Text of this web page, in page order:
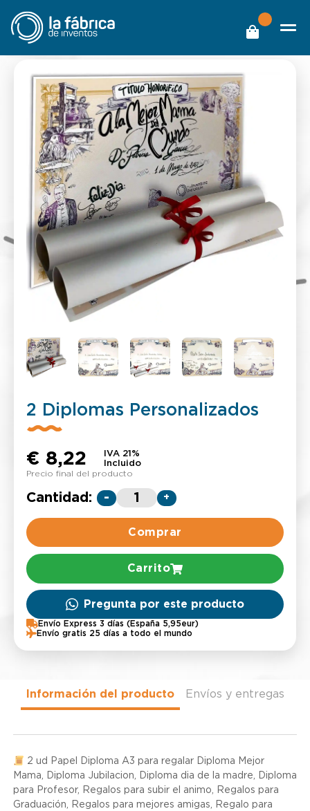
2 Diplomas Personalizados
€ 8,22
IVA 21%
Incluido
Precio final del producto
Cantidad: - +
Comprar
Carrito
Pregunta por este producto
Envío Express 3 días (España 5,95eur)
Envío gratis 25 días a todo el mundo
Información del producto Envíos y entregas
2 ud Papel Diploma A3 para regalar Diploma Mejor
Mama, Diploma Jubilacion, Diploma dia de la madre, Diploma
para Profesor, Regalos para subir el animo, Regalos para
Graduación, Regalos para mejores amigas, Regalo para